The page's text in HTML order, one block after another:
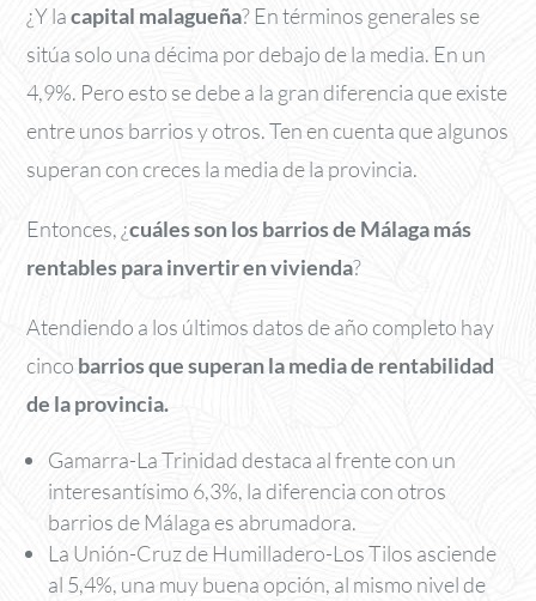
¿Y lacapital malagueña? En términos generales se
sitúa solo una décima por debajo de la media. En un
4,9%. Pero esto se debe a la gran diferencia que existe
entre unos barrios y otros. Ten en cuenta que algunos
superan con creces la media de la provincia.
Entonces, ¿cuáles son los barrios de Málaga más
rentables para invertir en vivienda?
Atendiendo a los últimos datos de año completo hay
cinco barrios que superan la media de rentabilidad
de la provincia.
Gamarra-La Trinidad destaca al frente con un
interesantísimo 6,3%, la diferencia con otros
barrios de Málaga es abrumadora.
La Unión-Cruz de Humilladero-Los Tilos asciende
al 5,4%, una muy buena opción, al mismo nivel de